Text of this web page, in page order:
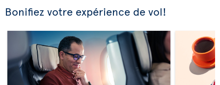
Bonifiez votre expérience de vol!